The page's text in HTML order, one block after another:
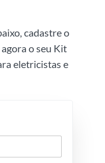
cadastre o
o seu Kit
eletricistas e